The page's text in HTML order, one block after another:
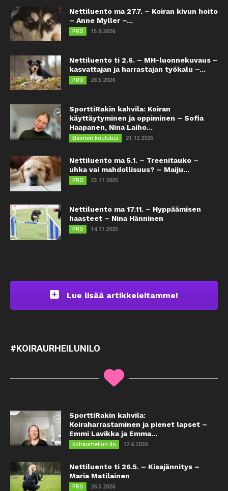
Nettiluento ma 27.7. – Koiran kivun hoito
– Anne Myller –...
PRO 15.6.2026
Nettiluento ti 2.6. – MH-luonnekuvaus –
kasvattajan ja harrastajan työkalu –...
PRO 28.5.2026
SporttiRakin kahvila: Koiran
käyttäytyminen ja oppiminen – Sofia
Haapanen, Nina Laiho...
Eläinten koulutus 21.12.2025
Nettiluento ma 5.1. – Treenitauko –
uhka vai mahdollisuus? – Maiju...
PRO 23.11.2025
Nettiluento ma 17.11. – Hyppäämisen
haasteet – Nina Hänninen
PRO 14.11.2025
Lue lisää artikkeleitamme!
#KOIRAURHEILUNILO
SporttiRakin kahvila:
Koiraharrastaminen ja pienet lapset –
Emmi Lavikka ja Emma...
Koiraurheilun ilo 12.6.2026
Nettiluento ti 26.5. – Kisajännitys –
Maria Matilainen
PRO 26.5.2026